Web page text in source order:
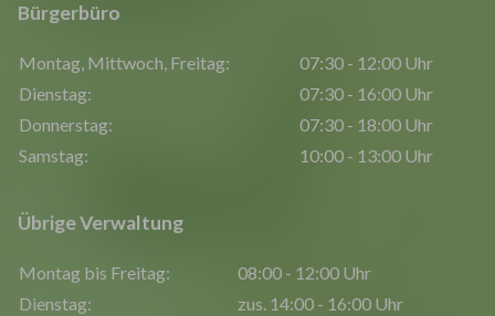
Bürgerbüro
Montag, Mittwoch, Freitag:
Dienstag:
Donnerstag:
Samstag:
07:30 - 12:00 Uhr
07:30 - 16:00 Uhr
07:30 - 18:00 Uhr
10:00 - 13:00 Uhr
Übrige Verwaltung
Montag bis Freitag:
Dienstag:
08:00 - 12:00 Uhr
zus. 14:00 - 16:00 Uhr